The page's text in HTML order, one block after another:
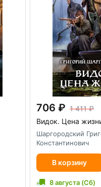
706
1 411
Видок. Цена
Шаргородский
Константинович
В корзину
8 августа (Сб)